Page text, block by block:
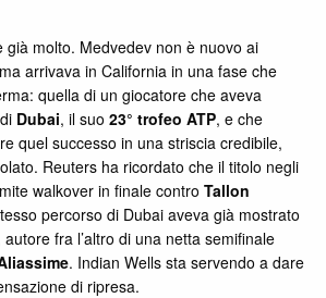
già molto. Medvedev non è nuovo ai
arrivava in California in una fase che
quella di un giocatore che aveva
Dubai, il suo23° trofeo ATP, e che
quel successo in una striscia credibile,
Reuters ha ricordato che il titolo negli
walkover in finale controTallon
percorso di Dubai aveva già mostrato
fra l’altro di una netta semifinale
. Indian Wells sta servendo a dare
di ripresa.